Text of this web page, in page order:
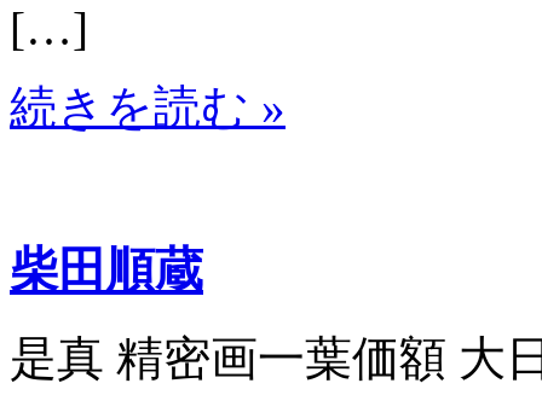
[…]
続きを読む »
柴田順蔵
是真 精密画一葉価額 大